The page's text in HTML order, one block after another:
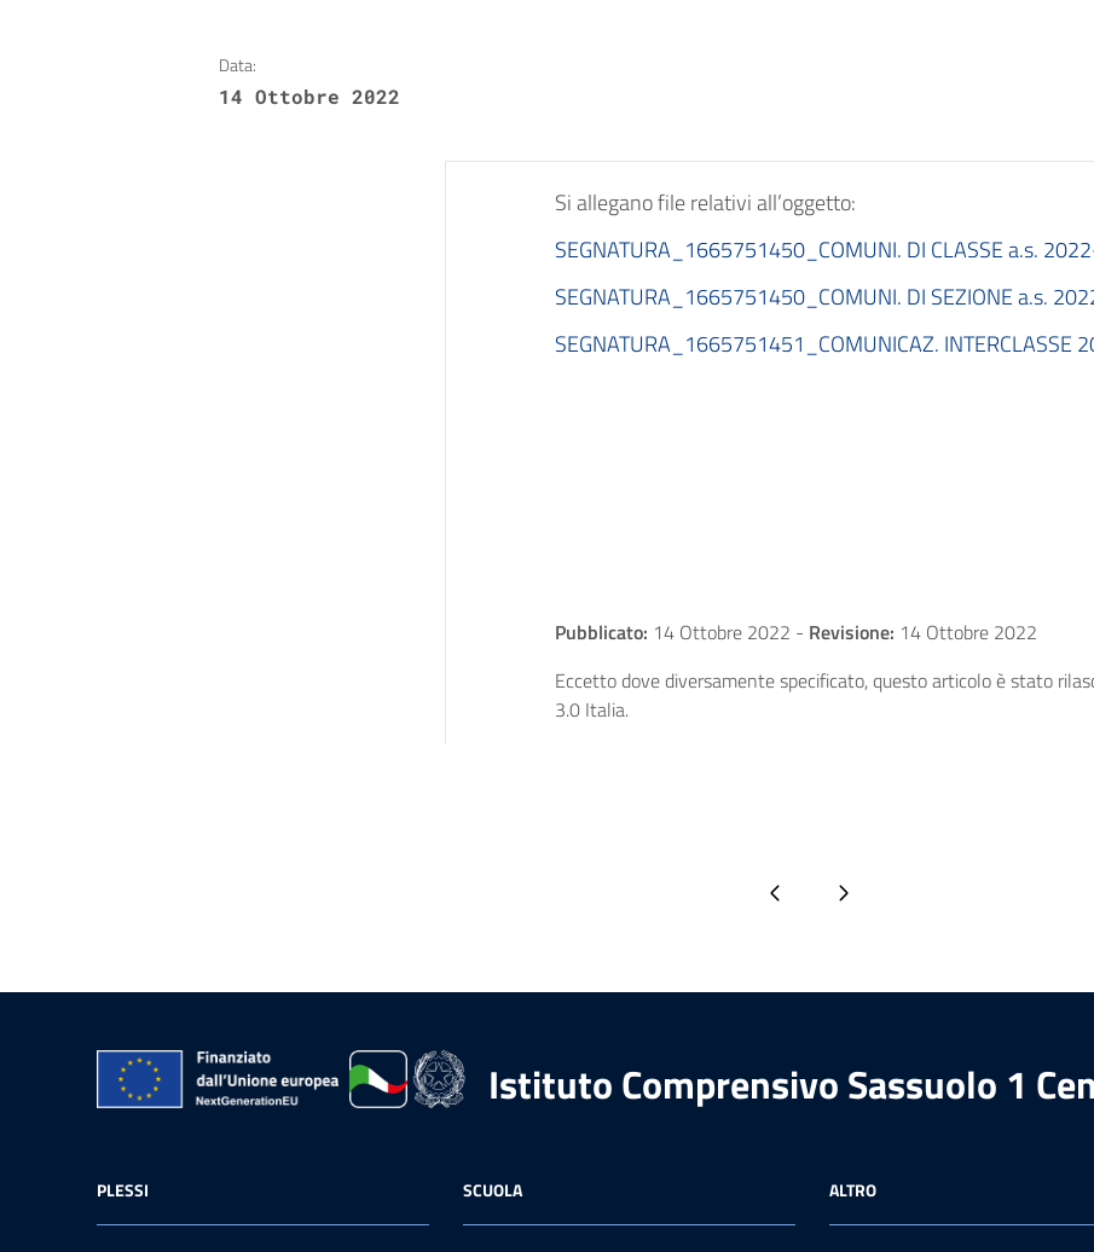
Data:
14 Ottobre 2022
Si allegano file relativi all’oggetto:
SEGNATURA_1665751450_COMUNI. DI CLASSE a.s.
SEGNATURA_1665751450_COMUNI. DI SEZIONE a.s.
SEGNATURA_1665751451_COMUNICAZ. INTERCLASSE
Pubblicato: 14 Ottobre 2022 - Revisione: 14 Ottobre 2022
Eccetto dove diversamente specificato, questo articolo è stato
3.0 Italia.
Pagina precedentePagina successiva
Istituto Comprensivo Sassuolo 1
PLESSI SCUOLA ALTRO